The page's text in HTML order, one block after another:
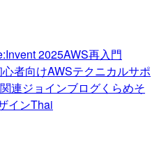
2025AWS再入門
者向けAWSテクニカルサポ
連ジョインブログくらめそ
インThai